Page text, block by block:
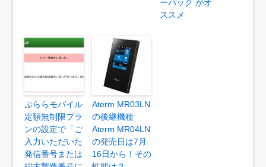
ーパック がオ
ススメ
ぷららモバイル
定額無制限プラ
ンの設定で「ご
入力いただいた
発信番号または
Aterm MR03LN
の後継機種
Aterm MR04LN
の発売日は7月
16日から！その